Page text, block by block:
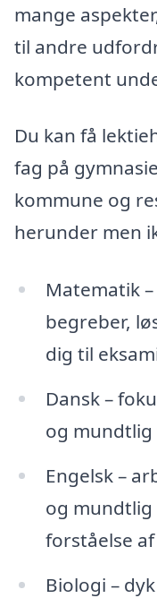
mange
til andre
kompetent
Du kan få
fag på
kommune og
herunder men
Matematik
begreber,
dig til
Dansk –
og
Engelsk –
og
forståelse
Biologi –